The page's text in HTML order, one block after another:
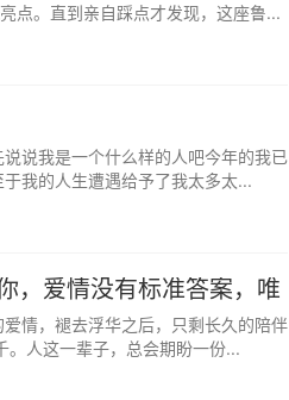
们只会看你最后站在什么位置，
是用生命换取个人烦恼。在顺境
在冗长得看不到头的枯燥、烦
拥有春花和秋月，不可能同时
会放弃一些什么，然后才可能
就是人生。
点。直到亲自踩点才发现，这座鲁...
说我是一个什么样的人吧今年的我已
我的人生遭遇给予了我太多太...
，爱情没有标准答案，唯
情，褪去浮华之后，只剩长久的陪伴
。人这一辈子，总会期盼一份...